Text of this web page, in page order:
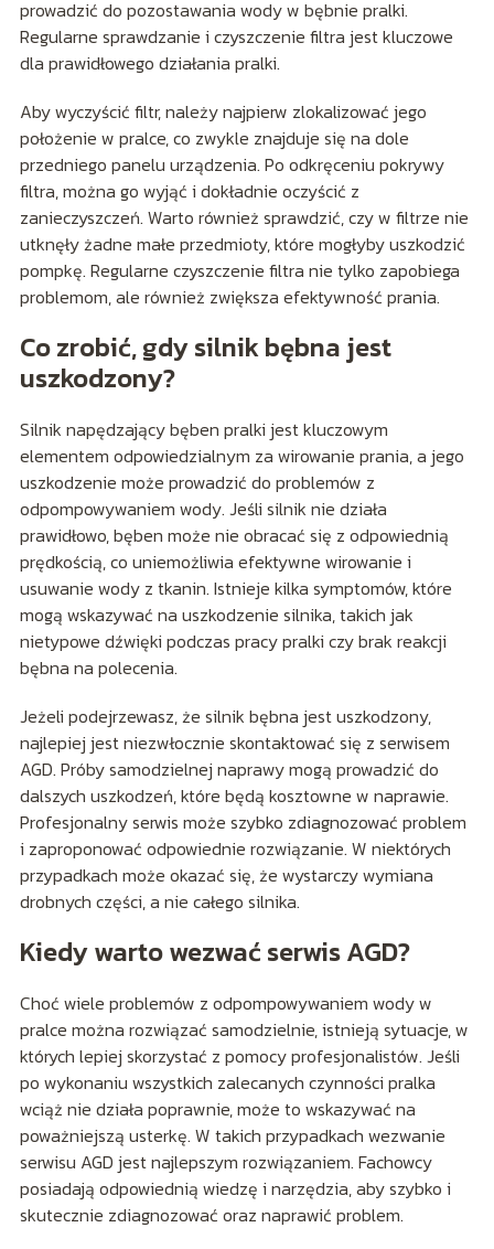
prowadzić do pozostawania wody w bębnie pralki.
Regularne sprawdzanie i czyszczenie filtra jest kluczowe
dla prawidłowego działania pralki.
Aby wyczyścić filtr, należy najpierw zlokalizować jego
położenie w pralce, co zwykle znajduje się na dole
przedniego panelu urządzenia. Po odkręceniu pokrywy
filtra, można go wyjąć i dokładnie oczyścić z
zanieczyszczeń. Warto również sprawdzić, czy w filtrze nie
utknęły żadne małe przedmioty, które mogłyby uszkodzić
pompkę. Regularne czyszczenie filtra nie tylko zapobiega
problemom, ale również zwiększa efektywność prania.
Co zrobić, gdy silnik bębna jest
uszkodzony?
Silnik napędzający bęben pralki jest kluczowym
elementem odpowiedzialnym za wirowanie prania, a jego
uszkodzenie może prowadzić do problemów z
odpompowywaniem wody. Jeśli silnik nie działa
prawidłowo, bęben może nie obracać się z odpowiednią
prędkością, co uniemożliwia efektywne wirowanie i
usuwanie wody z tkanin. Istnieje kilka symptomów, które
mogą wskazywać na uszkodzenie silnika, takich jak
nietypowe dźwięki podczas pracy pralki czy brak reakcji
bębna na polecenia.
Jeżeli podejrzewasz, że silnik bębna jest uszkodzony,
najlepiej jest niezwłocznie skontaktować się z serwisem
AGD. Próby samodzielnej naprawy mogą prowadzić do
dalszych uszkodzeń, które będą kosztowne w naprawie.
Profesjonalny serwis może szybko zdiagnozować problem
i zaproponować odpowiednie rozwiązanie. W niektórych
przypadkach może okazać się, że wystarczy wymiana
drobnych części, a nie całego silnika.
Kiedy warto wezwać serwis AGD?
Choć wiele problemów z odpompowywaniem wody w
pralce można rozwiązać samodzielnie, istnieją sytuacje, w
których lepiej skorzystać z pomocy profesjonalistów. Jeśli
po wykonaniu wszystkich zalecanych czynności pralka
wciąż nie działa poprawnie, może to wskazywać na
poważniejszą usterkę. W takich przypadkach wezwanie
serwisu AGD jest najlepszym rozwiązaniem. Fachowcy
posiadają odpowiednią wiedzę i narzędzia, aby szybko i
skutecznie zdiagnozować oraz naprawić problem.